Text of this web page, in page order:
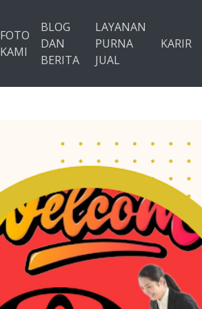
FOTO
KAMI
BLOG
DAN
BERITA
LAYANAN
PURNA
JUAL
KARIR